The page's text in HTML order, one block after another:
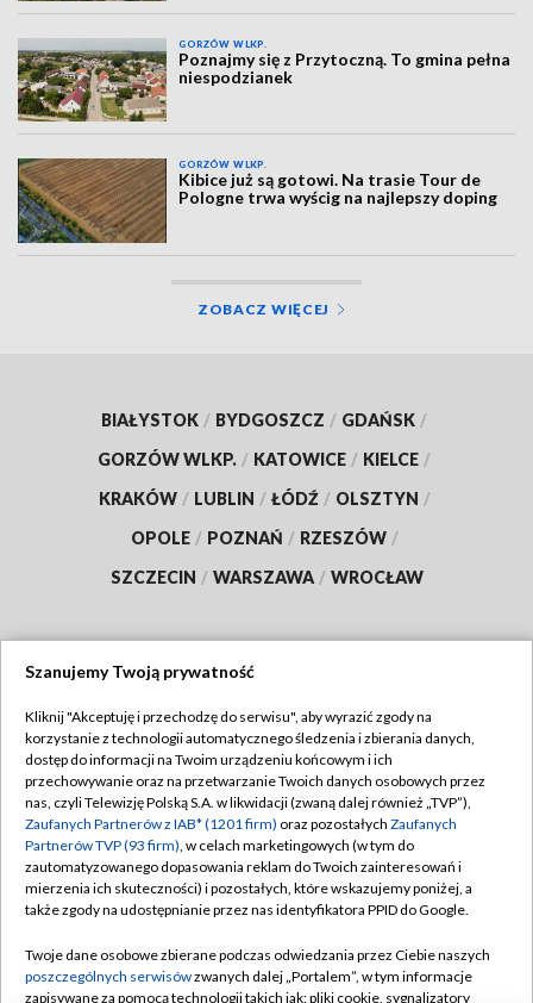
GORZÓW WLKP.
Poznajmy się z Przytoczną. To gmina pełna
niespodzianek
GORZÓW WLKP.
Kibice już są gotowi. Na trasie Tour de
Pologne trwa wyścig na najlepszy doping
ZOBACZ WIĘCEJ
BIAŁYSTOK / BYDGOSZCZ / GDAŃSK /
GORZÓW WLKP. / KATOWICE / KIELCE /
KRAKÓW / LUBLIN / ŁÓDŹ / OLSZTYN /
OPOLE / POZNAŃ / RZESZÓW /
SZCZECIN / WARSZAWA / WROCŁAW
TVP
Abonament TVP
Emisja w TVP
Centrum informacji TVP
Naziemna Telewizja Cyfrowa
Rada Programowa
Regulamin TVP
Polityka prywatności
Moje zgody
Pomoc
Kontakt
Szanujemy Twoją prywatność
Kliknij "Akceptuję i przechodzę do serwisu", aby wyrazić zgody na
korzystanie z technologii automatycznego śledzenia i zbierania danych,
dostęp do informacji na Twoim urządzeniu końcowym i ich
przechowywanie oraz na przetwarzanie Twoich danych osobowych przez
nas, czyli Telewizję Polską S.A. w likwidacji (zwaną dalej również „TVP”),
Zaufanych Partnerów z IAB* (1201 firm) oraz pozostałych Zaufanych
Partnerów TVP (93 firm), w celach marketingowych (w tym do
zautomatyzowanego dopasowania reklam do Twoich zainteresowań i
mierzenia ich skuteczności) i pozostałych, które wskazujemy poniżej, a
także zgody na udostępnianie przez nas identyfikatora PPID do Google.
Twoje dane osobowe zbierane podczas odwiedzania przez Ciebie naszych
poszczególnych serwisówzwanych dalej „Portalem”, w tym informacje
zapisywane za pomocą technologii takich jak: pliki cookie, sygnalizatory